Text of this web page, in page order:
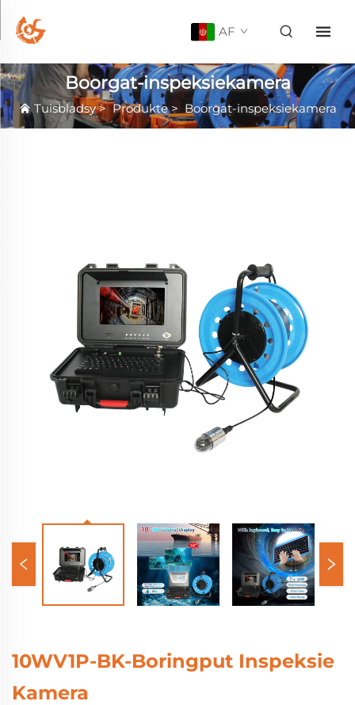
AF
Boorgat-inspeksiekamera
Tuisbladsy>Produkte> Boorgat-inspeksiekamera
10WV1P-BK-Boringput Inspeksie
Kamera